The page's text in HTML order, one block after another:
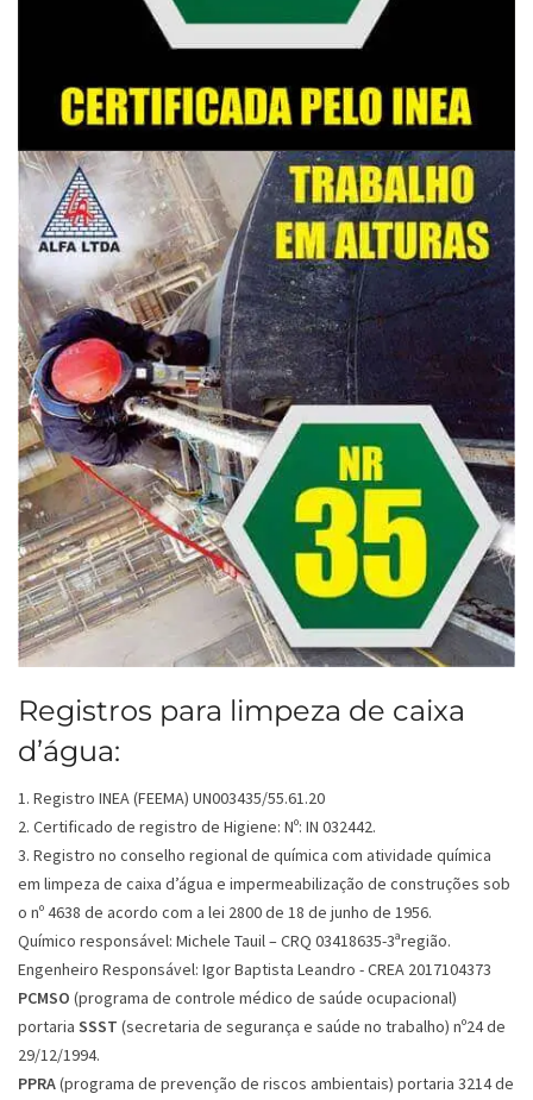
Registros para limpeza de caixa
d’água:
1. Registro INEA (FEEMA) UN003435/55.61.20
2. Certificado de registro de Higiene: Nº: IN 032442.
3. Registro no conselho regional de química com atividade química
em limpeza de caixa d’água e impermeabilização de construções sob
o nº 4638 de acordo com a lei 2800 de 18 de junho de 1956.
Químico responsável: Michele Tauil – CRQ 03418635-3ªregião.
Engenheiro Responsável: Igor Baptista Leandro - CREA 2017104373
PCMSO (programa de controle médico de saúde ocupacional)
portaria SSST (secretaria de segurança e saúde no trabalho) nº24 de
29/12/1994.
PPRA(programa de prevenção de riscos ambientais) portaria 3214 de